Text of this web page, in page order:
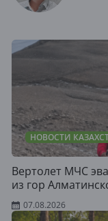
НОВОСТИ
Вертолет МЧС
из гор
07.08.2026